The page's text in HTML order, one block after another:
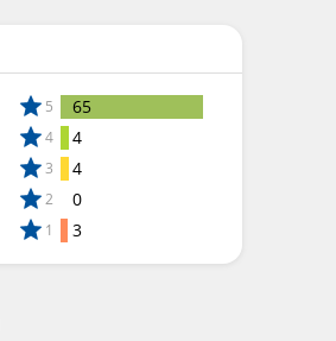
5 65
4 4
3 4
2 0
1 3